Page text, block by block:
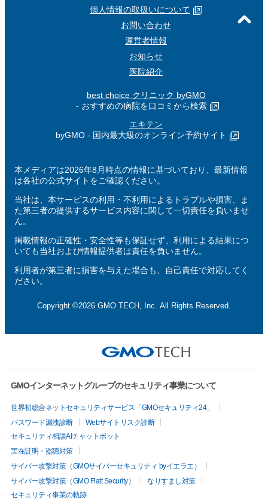
個人情報の取扱いについて
お問い合わせ
運営者情報
お知らせ
医院紹介
best choice クリニック byGMO
- おすすめの病院を口コミから検索
エキテン
byGMO - 国内最大級のオンライン予約サイト
本メディアは2026年8月時点の情報に基づいており、最新情報
は各社の公式サイトをご確認ください。
当社は、本サービスの利用・不利用によるトラブルや損害、ま
た第三者の提供するサービス内容に関して一切責任を負いませ
ん。
掲載情報の正確性・安全性等も保証せず、利用による結果につ
いても当社および情報提供者は責任を負いません。
利用者が第三者に損害を与えた場合も、自己責任で対応してく
ださい。
Copyright ©2026 GMO TECH, Inc. All Rights Reserved.
GMOインターネットグループのセキュリティ事業について
世界初総合ネットセキュリティサービス「GMOセキュリティ24」
パスワード漏洩診断
Webサイトリスク診断
セキュリティ相談AIチャットボット
実在証明・盗聴対策
サイバー攻撃対策（GMOサイバーセキュリティ byイエラエ）
サイバー攻撃対策（GMO Flatt Security）
なりすまし対策
セキュリティ事業の軌跡